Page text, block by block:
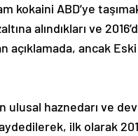
kokaini ABD’ye
alındıkları ve
açıklamada, ancak
ulusal haznedarı ve
ilk olarak